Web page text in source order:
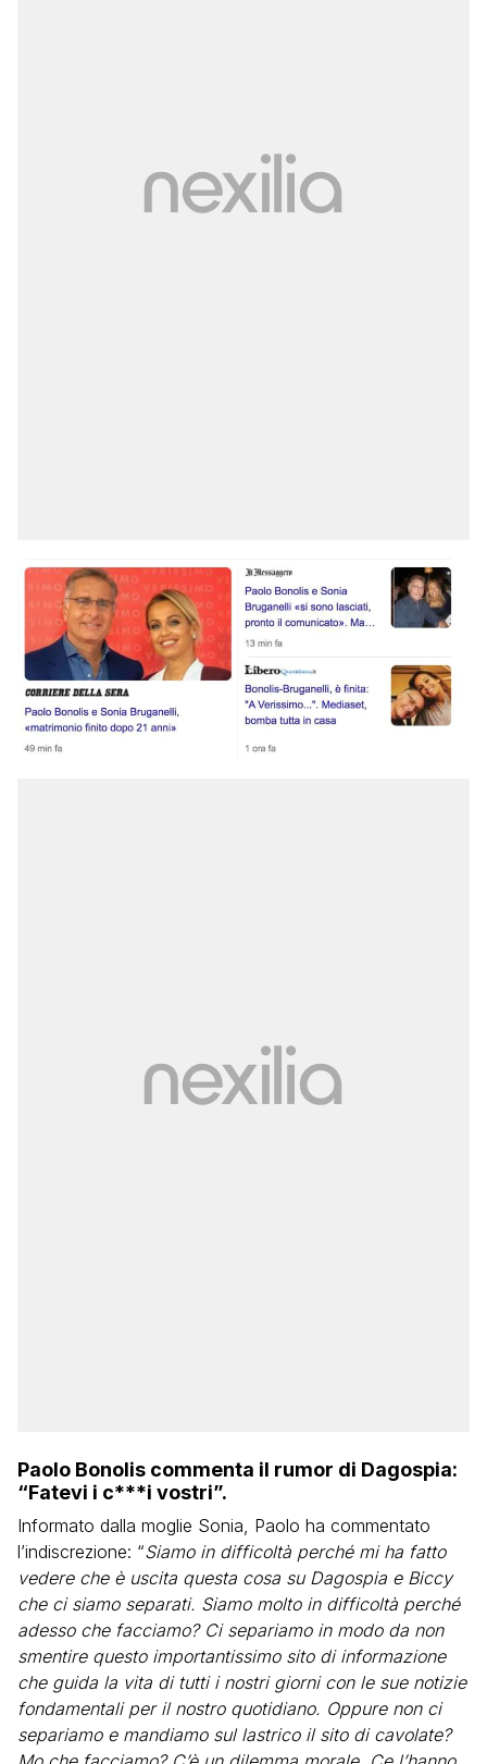
Paolo Bonolis commenta il rumor di Dagospia:
“Fatevi i c***i vostri”.
Informato dalla moglie Sonia, Paolo ha commentato
l’indiscrezione: “Siamo in difficoltà perché mi ha fatto
vedere che è uscita questa cosa su Dagospia e Biccy
che ci siamo separati. Siamo molto in difficoltà perché
adesso che facciamo? Ci separiamo in modo da non
smentire questo importantissimo sito di informazione
che guida la vita di tutti i nostri giorni con le sue notizie
fondamentali per il nostro quotidiano. Oppure non ci
separiamo e mandiamo sul lastrico il sito di cavolate?